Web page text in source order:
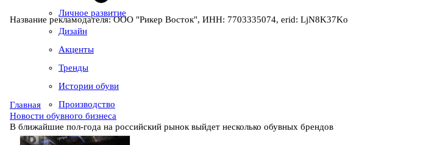
Личное развитие
Дизайн
Акценты
Тренды
Истории обуви
Производство
Название рекламодателя: ООО "Рикер Восток", ИНН: 7703335074, erid: LjN8K37Ko
Главная
Новости обувного бизнеса
В ближайшие пол-года на российский рынок выйдет несколько обувных брендов